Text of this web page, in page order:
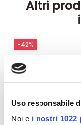
Uso responsabile
Noi e i nostri 1022
Altri
-42%